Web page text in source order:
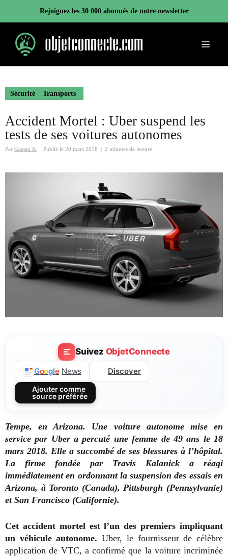
contenu
Rejoignez les 30 000 abonnés de notre newsletter
Menu
Sécurité Transports
Accident Mortel : Uber suspend les
tests de ses voitures autonomes
Par Gaetan R. Publié le 20 mars 2018 2 minutes de lecture
Suivez ObjetConnecte
Google News Discover
Ajouter comme
source préférée
Tempe, en Arizona. Une voiture autonome mise en
service par Uber a percuté une femme de 49 ans le 18
mars 2018. Elle a succombé de ses blessures à l’hôpital.
La firme fondée par Travis Kalanick a réagi
immédiatement en ordonnant la suspension des essais en
Arizona, à Toronto (Canada), Pittsburgh (Pennsylvanie)
et San Francisco (Californie).
Cet accident mortel est l’un des premiers impliquant
un véhicule autonome. Uber, le fournisseur de célèbre
application de VTC, a confirmé que la voiture incriminée